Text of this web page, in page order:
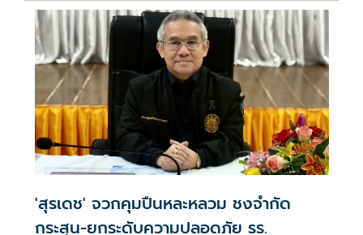
'สุรเดช' จวกคุมปืนหละหลวม ชงจำกัด
กระสุน-ยกระดับความปลอดภัย รร.